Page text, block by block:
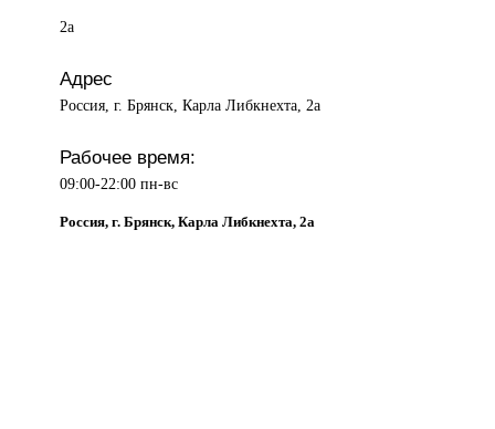
2а
Адрес
Россия, г. Брянск, Карла Либкнехта, 2а
Рабочее время:
09:00-22:00 пн-вс
Россия, г. Брянск, Карла Либкнехта, 2а